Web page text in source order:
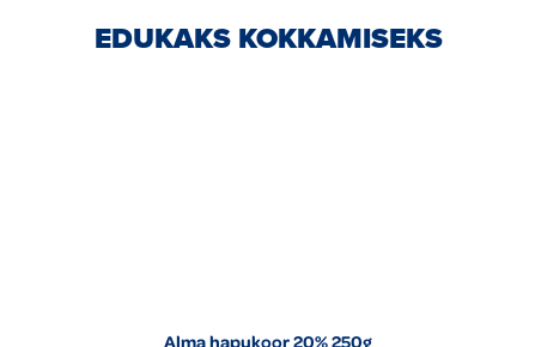
EDUKAKS KOKKAMISEKS
Alma hapukoor 20% 250g